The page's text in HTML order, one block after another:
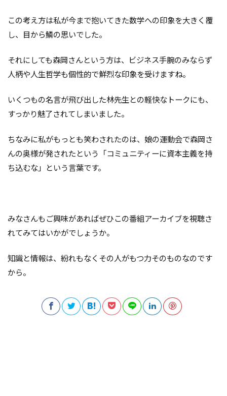
この考え方は私が今まで抱いてきた数学への印象を大きく覆
し、目から鱗の思いでした。
それにしても森岡さんという方は、ビジネス手腕のみならず
人柄や人生哲学も個性的で鮮烈な印象を受けますね。
いくつもの名言が飛び出した林先生との軽快なトークにも、
すっかり魅了されてしまいました。
ちなみに私がもっとも笑わされたのは、娘の運動会で森岡さ
んの奥様が発されたという「コミュニティーに資本主義を持
ち込むな」という言葉です。
みなさんもご興味があればぜひこの番組アーカイブを視聴さ
れてみてはいかがでしょうか。
知識と情報は、紛れもなくその人がもつ力そのものなのです
から。